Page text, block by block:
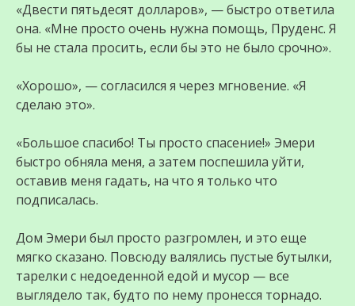
«Двести пятьдесят долларов», — быстро ответила
она. «Мне просто очень нужна помощь, Пруденс. Я
бы не стала просить, если бы это не было срочно».
«Хорошо», — согласился я через мгновение. «Я
сделаю это».
«Большое спасибо! Ты просто спасение!» Эмери
быстро обняла меня, а затем поспешила уйти,
оставив меня гадать, на что я только что
подписалась.
Дом Эмери был просто разгромлен, и это еще
мягко сказано. Повсюду валялись пустые бутылки,
тарелки с недоеденной едой и мусор — все
выглядело так, будто по нему пронесся торнадо.